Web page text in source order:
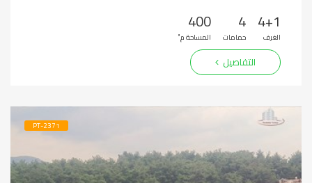
4+1
الغرف
4
حمامات
400
المساحة م²
التفاصيل
PT-2371